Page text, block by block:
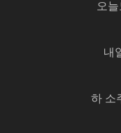
오늘
내
하 소